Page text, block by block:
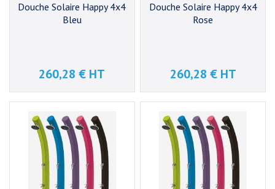
Douche Solaire Happy 4x4
Bleu
Prix
260,28 € HT
Douche Solaire Happy 4x4
Rose
Prix
260,28 € HT